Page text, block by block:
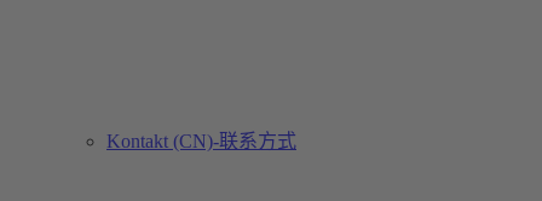
Kontakt (CN)-联系方式